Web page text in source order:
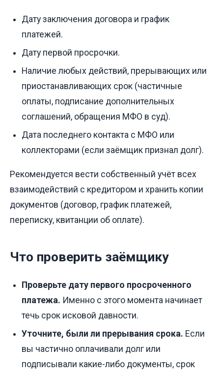
Дату заключения договора и график
платежей.
Дату первой просрочки.
Наличие любых действий, прерывающих или
приостанавливающих срок (частичные
оплаты, подписание дополнительных
соглашений, обращения МФО в суд).
Дата последнего контакта с МФО или
коллекторами (если заёмщик признал долг).
Рекомендуется вести собственный учёт всех
взаимодействий с кредитором и хранить копии
документов (договор, график платежей,
переписку, квитанции об оплате).
Что проверить заёмщику
Проверьте дату первого просроченного
платежа. Именно с этого момента начинает
течь срок исковой давности.
Уточните, были ли прерывания срока. Если
вы частично оплачивали долг или
подписывали какие-либо документы, срок